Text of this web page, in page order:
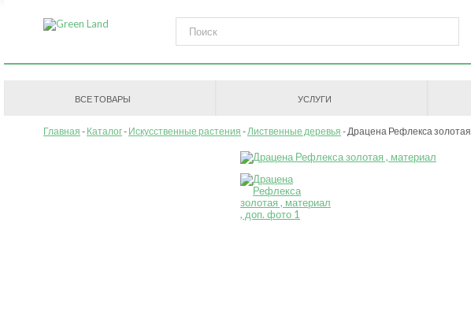
ВСЕ ТОВАРЫ УСЛУГИ
Главная Каталог Искусственные растения Лиственные деревья Драцена Рефлекса золотая